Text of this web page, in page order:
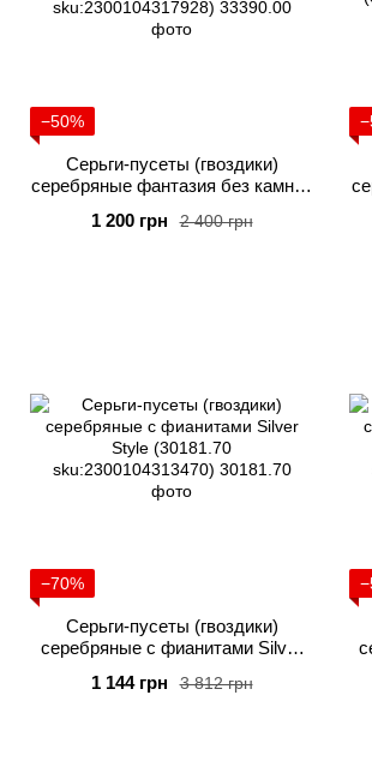
−50%
Серьги-пусеты (гвоздики)
серебряные фантазия без камней
sku:2300104317928)
2 400 грн
1 200 грн
−70%
Серьги-пусеты (гвоздики)
серебряные с фианитами Silver
sku:2300104313470)
3 812 грн
1 144 грн